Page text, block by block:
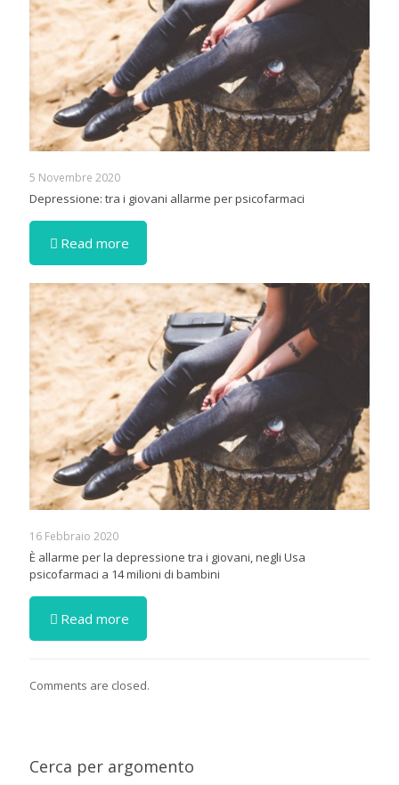
5 Novembre 2020
Depressione: tra i giovani allarme per psicofarmaci
Read more
16 Febbraio 2020
È allarme per la depressione tra i giovani, negli Usa
psicofarmaci a 14 milioni di bambini
Read more
Comments are closed.
Cerca per argomento